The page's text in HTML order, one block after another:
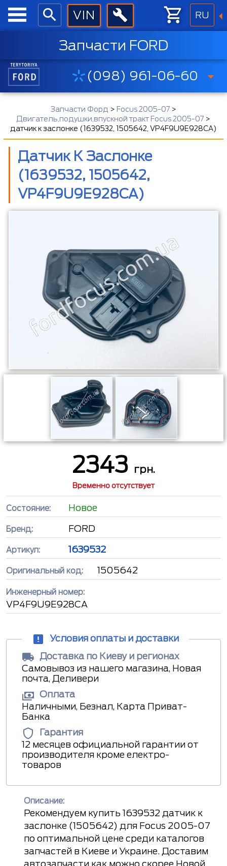
RU
Запчасти FORD
(098) 961-06-60
Запчасти Форд > Focus 2005-07>
Двигатель,подушки,впускной тракт Focus 2005-07 >
датчик к заслонке (1639532, 1505642, VP4F9U9E928CA)
Датчик К Заслонке
(1639532, 1505642,
VP4F9U9E928CA)
2343 грн.
Временно отсутствует
Состояние: Новое
Бренд: FORD
Артикул: 1639532
Оригинальный код: 1505642
Инженерный номер:
VP4F9U9E928CA
Условия оплаты и доставки
Доставка по Киеву и регионах
Самовывоз из нашего магазина, Новая
почта, Деливери
Оплата
Наличными, Безнал, Карта Приват-
Банка
Гарантия
12 месяцев официальной гарантии от
производителя кроме електро-
товаров
Описание:
Рекомендуем купить 1639532 датчик к
заслонке (1505642) для Focus 2005-07
по оптимальной цене среди каталогов
запчастей в Киеве и Украине. Доставим
автозапчасти как можно скорее Новой